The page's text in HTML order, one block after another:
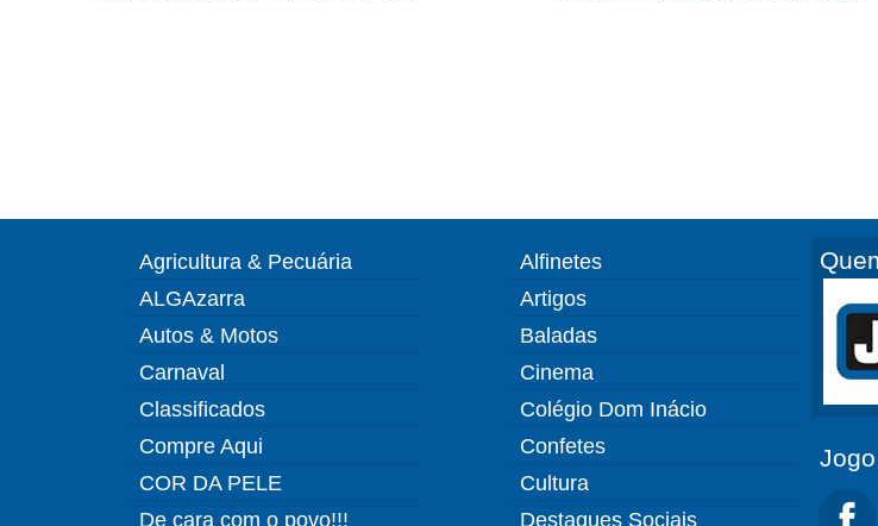
Agricultura & Pecuária
ALGAzarra
Autos & Motos
Carnaval
Classificados
Compre Aqui
COR DA PELE
De cara com o povo!!!
Alfinetes
Artigos
Baladas
Cinema
Colégio Dom Inácio
Confetes
Cultura
Destaques Sociais